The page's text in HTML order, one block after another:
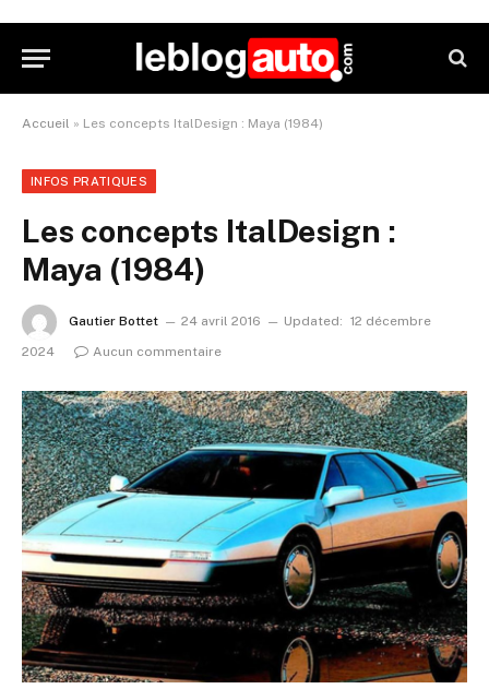
Accueil » Les concepts ItalDesign : Maya (1984)
INFOS PRATIQUES
Les concepts ItalDesign :
Maya (1984)
Gautier Bottet 24 avril 2016 Updated: 12 décembre
2024
Aucun commentaire